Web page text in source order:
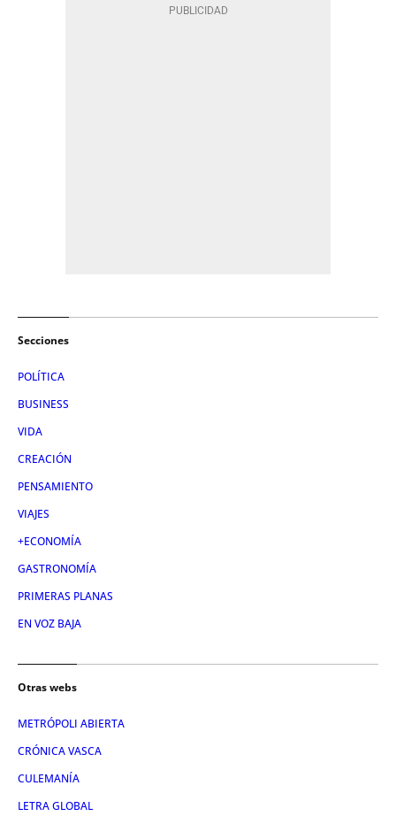
Secciones
POLÍTICA
BUSINESS
VIDA
CREACIÓN
PENSAMIENTO
VIAJES
+ECONOMÍA
GASTRONOMÍA
PRIMERAS PLANAS
EN VOZ BAJA
Otras webs
METRÓPOLI ABIERTA
CRÓNICA VASCA
CULEMANÍA
LETRA GLOBAL